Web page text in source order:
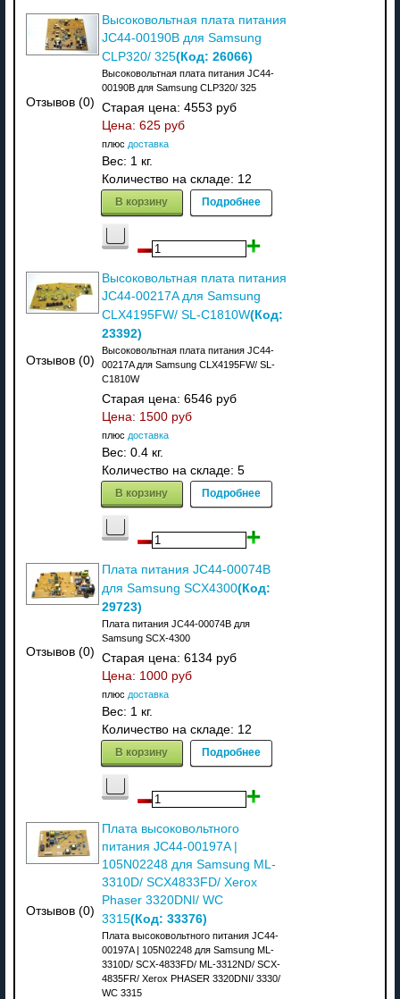
Отзывов (0)
Высоковольтная плата питания
JC44-00190B для Samsung
CLP320/ 325(Код: 26066)
Высоковольтная плата питания JC44-
00190B для Samsung CLP320/ 325
Старая цена: 4553 руб
Цена: 625 руб
плюс доставка
Вес: 1 кг.
Количество на складе: 12
В корзину Подробнее
Отзывов (0)
Высоковольтная плата питания
JC44-00217A для Samsung
CLX4195FW/ SL-C1810W(Код:
23392)
Высоковольтная плата питания JC44-
00217A для Samsung CLX4195FW/ SL-
C1810W
Старая цена: 6546 руб
Цена: 1500 руб
плюс доставка
Вес: 0.4 кг.
Количество на складе: 5
В корзину Подробнее
Отзывов (0)
Плата питания JC44-00074B
для Samsung SCX4300(Код:
29723)
Плата питания JC44-00074B для
Samsung SCX-4300
Старая цена: 6134 руб
Цена: 1000 руб
плюс доставка
Вес: 1 кг.
Количество на складе: 12
В корзину Подробнее
Отзывов (0)
Плата высоковольтного
питания JC44-00197A |
105N02248 для Samsung ML-
3310D/ SCX4833FD/ Xerox
Phaser 3320DNI/ WC
3315(Код: 33376)
Плата высоковольтного питания JC44-
00197A | 105N02248 для Samsung ML-
3310D/ SCX-4833FD/ ML-3312ND/ SCX-
4835FR/ Xerox PHASER 3320DNI/ 3330/
WC 3315